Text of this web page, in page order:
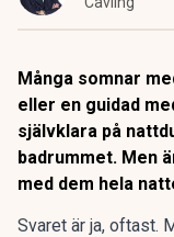
Många somnar
eller en guidad
självklara på
badrummet. Men
med dem hela
Svaret är ja, oftast.